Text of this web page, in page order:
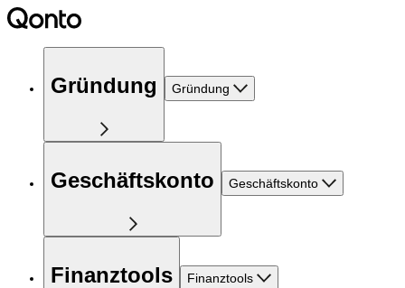
Gründung Gründung
Geschäftskonto Geschäftskonto
Finanztools Finanztools